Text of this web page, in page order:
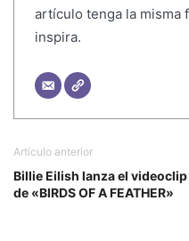
artículo tenga la misma
inspira.
Artículo anterior
Billie Eilish lanza el videoclip
de «BIRDS OF A FEATHER»